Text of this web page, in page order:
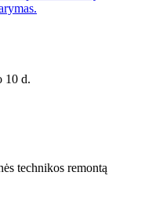
10 d.
technikos remontą